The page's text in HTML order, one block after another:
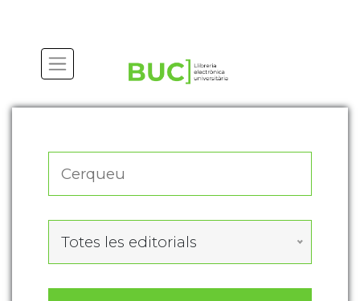
Totes les editorials